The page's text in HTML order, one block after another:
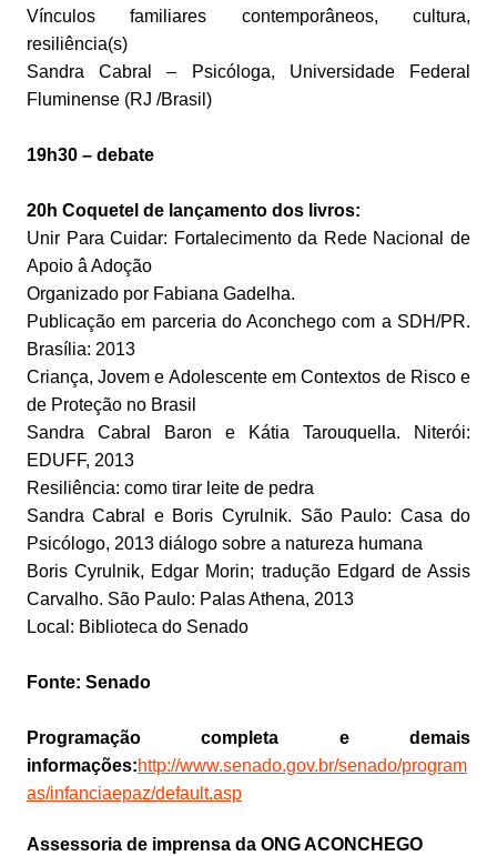
Vínculos familiares contemporâneos, cultura,
resiliência(s)
Sandra Cabral – Psicóloga, Universidade Federal
Fluminense (RJ /Brasil)
19h30 – debate
20h Coquetel de lançamento dos livros:
Unir Para Cuidar: Fortalecimento da Rede Nacional de
Apoio â Adoção
Organizado por Fabiana Gadelha.
Publicação em parceria do Aconchego com a SDH/PR.
Brasília: 2013
Criança, Jovem e Adolescente em Contextos de Risco e
de Proteção no Brasil
Sandra Cabral Baron e Kátia Tarouquella. Niterói:
EDUFF, 2013
Resiliência: como tirar leite de pedra
Sandra Cabral e Boris Cyrulnik. São Paulo: Casa do
Psicólogo, 2013 diálogo sobre a natureza humana
Boris Cyrulnik, Edgar Morin; tradução Edgard de Assis
Carvalho. São Paulo: Palas Athena, 2013
Local: Biblioteca do Senado
Fonte: Senado
Programação completa e demais
informações:http://www.senado.gov.br/senado/program
as/infanciaepaz/default.asp
Assessoria de imprensa da ONG ACONCHEGO